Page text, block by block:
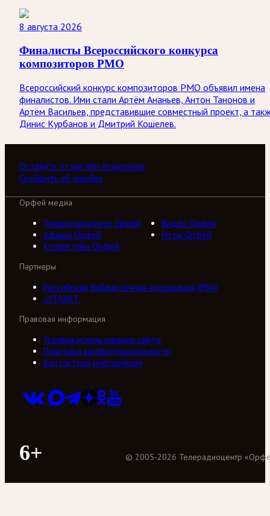
8 августа 2026
Финалисты Всероссийского конкурса
композиторов РМО
Всероссийский конкурс композиторов РМО объявил имена
финалистов. Ими стали Артём Ананьев, Антон Танонов и
Артём Васильев, представившие совместный проект, а
Динис Курбанов и Дмитрий Кошелев.
Оставить отзыв или пожелание
Сообщить об ошибке
Орфей медиа
Телерадиоцентр Орфей
Видео Орфей
Афиша Орфей
Ноты Орфей
Коллективы Орфей
Партнеры
Российская библиотечная ассоциация (РБА)
///ТРАКТ
Правовая информация
Условия использования сайта
Политика конфиденциальности
Контактная информация
6+ © 2005-2026 Телерадиоцентр